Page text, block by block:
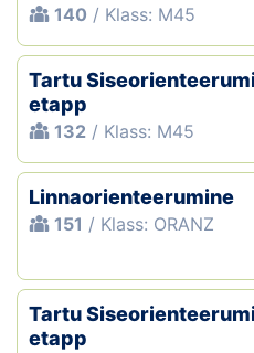
140 / Klass: M45
Tartu
etapp
132 / Klass: M45
Linnaorienteerumine
151 / Klass: ORANZ
Tartu
etapp